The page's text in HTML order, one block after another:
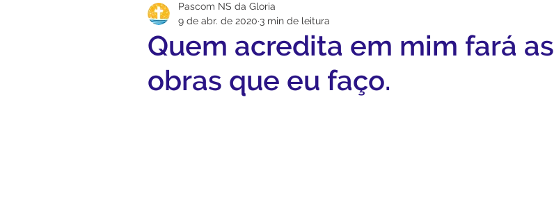
Mensagem da Semana
Notícias
Quem acredita em mim fará as
obras que eu faço.
Pascom NS da Gloria
9 de abr. de 2020 3 min de leitura